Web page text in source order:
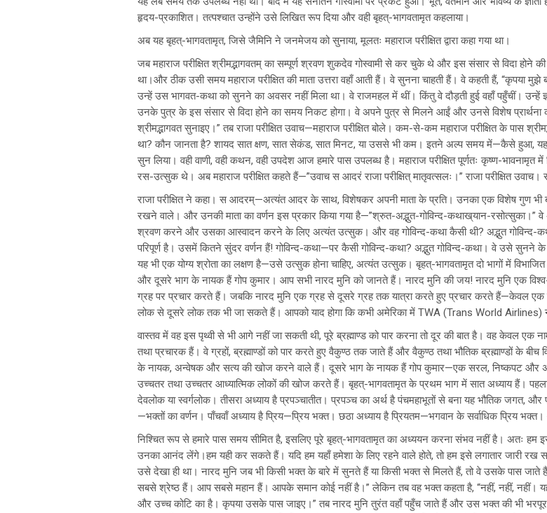
हृदय-प्रकाशित। तत्पश्चात उन्होंने उसे लिखित रूप दिया और वही बृहत्-भागवतामृत कहलाया।
अब यह बृहत्-भागवतामृत, जिसे जैमिनि ने जनमेजय को सुनाया, मूलतः महाराज परीक्षित द्वारा कहा गया था।
जब महाराज परीक्षित श्रीमद्भागवतम् का सम्पूर्ण श्रवण शुकदेव गोस्वामी से कर चुके थे और इस संसार से विदा होने
था।और ठीक उसी समय महाराज परीक्षित की माता उत्तरा वहाँ आती हैं। वे सुनना चाहती हैं। वे कहती हैं, “कृपया
उन्हें उस भागवत-कथा को सुनने का अवसर नहीं मिला था। वे राजमहल में थीं। किंतु वे दौड़ती हुई वहाँ पहुँचीं। उन्हें
उनके पुत्र के इस संसार से विदा होने का समय निकट होगा। वे अपने पुत्र से मिलने आईं और उनसे विशेष
श्रीमद्भागवत सुनाइए।” तब राजा परीक्षित उवाच—महाराज परीक्षित बोले। कम-से-कम महाराज परीक्षित के पास
था? कौन जानता है? शायद सात क्षण, सात सेकंड, सात मिनट, या उससे भी कम। इतने अल्प समय में—कैसे हुआ, यह
सुन लिया। वही वाणी, वही कथन, वही उपदेश आज हमारे पास उपलब्ध है। महाराज परीक्षित पूर्णतः कृष्ण-
रस-उत्सुक थे। अब महाराज परीक्षित कहते हैं—”उवाच स आदरं राजा परीक्षित् मातृवत्सलः।” राजा परीक्षित
राजा परीक्षित ने कहा। स आदरम्—अत्यंत आदर के साथ, विशेषकर अपनी माता के प्रति। उनका एक विशेष गुण भी
रखने वाले। और उनकी माता का वर्णन इस प्रकार किया गया है—”श्रुत-अद्भुत-गोविन्द-कथाख्यान-रसोत्सुका।”
श्रवण करने और उसका आस्वादन करने के लिए अत्यंत उत्सुक। और वह गोविन्द-कथा कैसी थी? अद्भुत गोविन्द-
परिपूर्ण है। उसमें कितने सुंदर वर्णन हैं! गोविन्द-कथा—पर कैसी गोविन्द-कथा? अद्भुत गोविन्द-कथा। वे उसे
यह भी एक योग्य श्रोता का लक्षण है—उसे उत्सुक होना चाहिए, अत्यंत उत्सुक। बृहत्-भागवतामृत दो भागों में
और दूसरे भाग के नायक हैं गोप कुमार। आप सभी नारद मुनि को जानते हैं। नारद मुनि की जय! नारद मुनि एक
ग्रह पर प्रचार करते हैं। जबकि नारद मुनि एक ग्रह से दूसरे ग्रह तक यात्रा करते हुए प्रचार करते हैं—केवल एक
लोक से दूसरे लोक तक भी जा सकते हैं। आपको याद होगा कि कभी अमेरिका में TWA (Trans World Airlines)
वास्तव में वह इस पृथ्वी से भी आगे नहीं जा सकती थी, पूरे ब्रह्माण्ड को पार करना तो दूर की बात है। वह केवल एक
तथा प्रचारक हैं। वे ग्रहों, ब्रह्माण्डों को पार करते हुए वैकुण्ठ तक जाते हैं और वैकुण्ठ तथा भौतिक ब्रह्माण्डों के
के नायक, अन्वेषक और सत्य की खोज करने वाले हैं। दूसरे भाग के नायक हैं गोप कुमार—एक सरल, निष्कपट और
उच्चतर तथा उच्चतर आध्यात्मिक लोकों की खोज करते हैं। बृहत्-भागवतामृत के प्रथम भाग में सात अध्याय हैं।
देवलोक या स्वर्गलोक। तीसरा अध्याय है प्रपञ्चातीत। प्रपञ्च का अर्थ है पंचमहाभूतों से बना यह भौतिक जगत,
—भक्तों का वर्णन। पाँचवाँ अध्याय है प्रिय—प्रिय भक्त। छठा अध्याय है प्रियतम—भगवान के सर्वाधिक प्रिय भक्त।
निश्चित रूप से हमारे पास समय सीमित है, इसलिए पूरे बृहत्-भागवतामृत का अध्ययन करना संभव नहीं है। अतः
उनका आनंद लेंगे।हम यही कर सकते हैं। यदि हम यहाँ हमेशा के लिए रहने वाले होते, तो हम इसे लगातार जारी
उसे देखा ही था। नारद मुनि जब भी किसी भक्त के बारे में सुनते हैं या किसी भक्त से मिलते हैं, तो वे उसके पास
सबसे श्रेष्ठ हैं। आप सबसे महान हैं। आपके समान कोई नहीं है।” लेकिन तब वह भक्त कहता है, “नहीं, नहीं, नहीं।
और उच्च कोटि का है। कृपया उसके पास जाइए।” तब नारद मुनि तुरंत वहाँ पहुँच जाते हैं और उस भक्त की भी